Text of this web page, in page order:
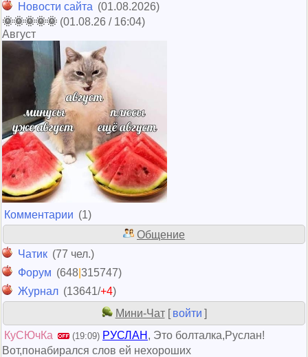
Новости сайта (01.08.2026)
🌞🌞🌞🌞🌞 (01.08.26 / 16:04)
Август
Комментарии (1)
Общение
Чатик (77 чел.)
Форум (648 315747)
Журнал (13641/+4)
Мини-Чат[ войти ]
КуСЮчКа
(19:09) РУСЛАН , Это болталка,Руслан!
Вот,понабирался слов ей нехороших